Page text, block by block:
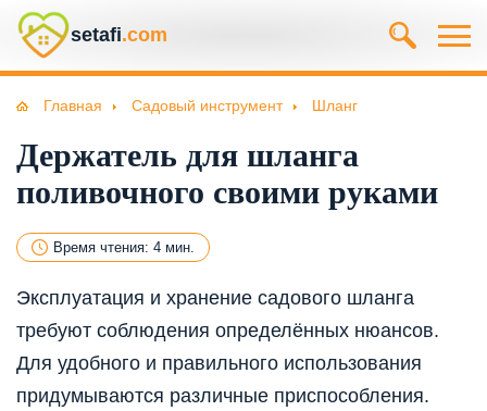
setafi.com
Главная Садовый инструмент Шланг
Держатель для шланга
поливочного своими руками
Время чтения: 4 мин.
Эксплуатация и хранение садового шланга
требуют соблюдения определённых нюансов.
Для удобного и правильного использования
придумываются различные приспособления.